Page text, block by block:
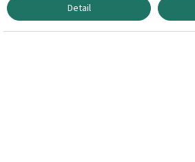
Detail